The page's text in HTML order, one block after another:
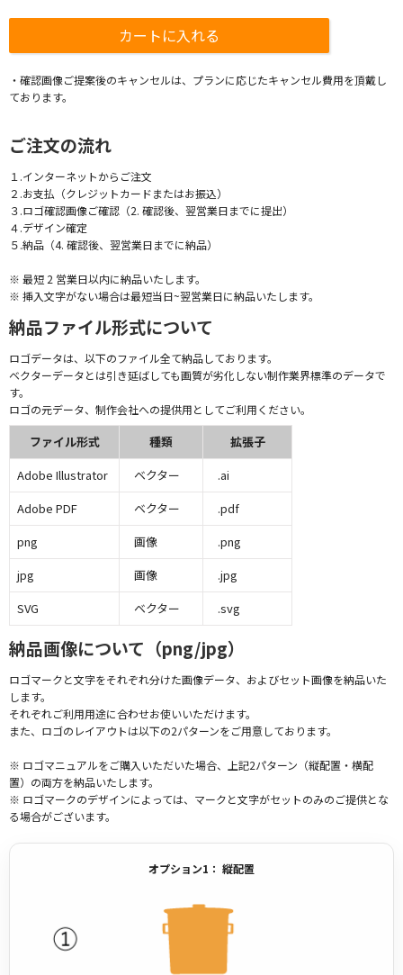
・確認画像ご提案後のキャンセルは、プランに応じたキャンセル費用を頂戴し
ております。
ご注文の流れ
１.インターネットからご注文
２.お支払（クレジットカードまたはお振込）
３.ロゴ確認画像ご確認（2. 確認後、翌営業日までに提出）
４.デザイン確定
５.納品（4. 確認後、翌営業日までに納品）
※ 最短 2 営業日以内に納品いたします。
※ 挿入文字がない場合は最短当日~翌営業日に納品いたします。
納品ファイル形式について
ロゴデータは、以下のファイル全て納品しております。
ベクターデータとは引き延ばしても画質が劣化しない制作業界標準のデータで
す。
ロゴの元データ、制作会社への提供用としてご利用ください。
ファイル形式 種類
拡張子
Adobe Illustrator
ベクター
.ai
Adobe PDF
ベクター
.pdf
png
画像
.png
jpg
画像
.jpg
SVG
ベクター .svg
納品画像について（png/jpg）
ロゴマークと文字をそれぞれ分けた画像データ、およびセット画像を納品いた
します。
それぞれご利用用途に合わせお使いいただけます。
また、ロゴのレイアウトは以下の2パターンをご用意しております。
※ ロゴマニュアルをご購入いただいた場合、上記2パターン（縦配置・横配
置）の両方を納品いたします。
※ ロゴマークのデザインによっては、マークと文字がセットのみのご提供とな
る場合がございます。
オプション1： 縦配置